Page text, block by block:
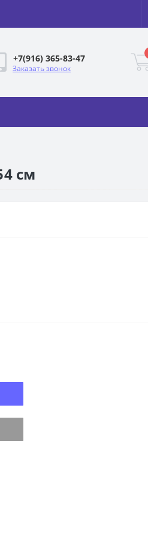
+7(916) 365-83-47
Заказать звонок
см